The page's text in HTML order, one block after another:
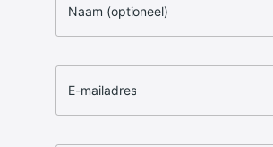
Naam (optioneel)
E-mailadres